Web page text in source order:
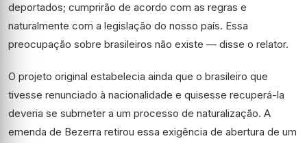
deportados; cumprirão de acordo com as regras e
naturalmente com a legislação do nosso país. Essa
preocupação sobre brasileiros não existe — disse o relator.
O projeto original estabelecia ainda que o brasileiro que
tivesse renunciado à nacionalidade e quisesse recuperá-la
deveria se submeter a um processo de naturalização. A
emenda de Bezerra retirou essa exigência de abertura de um